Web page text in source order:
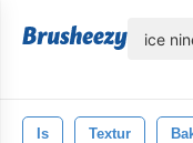
Is Textur